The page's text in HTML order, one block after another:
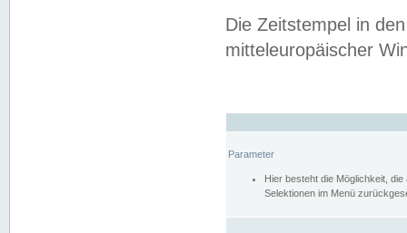
Die Zeitstempel in
mitteleuropäischer
Parameter
Hier besteht die Möglichkeit,
Selektionen im Menü